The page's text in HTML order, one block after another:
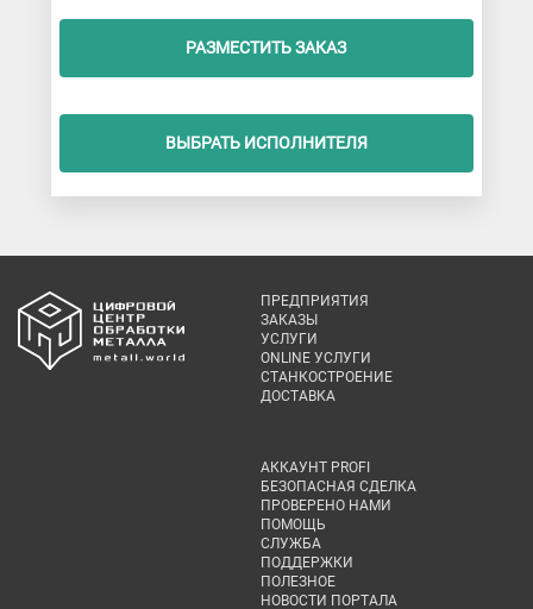
РАЗМЕСТИТЬ ЗАКАЗ
ВЫБРАТЬ ИСПОЛНИТЕЛЯ
ПРЕДПРИЯТИЯ
ЗАКАЗЫ
УСЛУГИ
ONLINE УСЛУГИ
СТАНКОСТРОЕНИЕ
ДОСТАВКА
АККАУНТ PROFI
БЕЗОПАСНАЯ СДЕЛКА
ПРОВЕРЕНО НАМИ
ПОМОЩЬ
СЛУЖБА
ПОДДЕРЖКИ
ПОЛЕЗНОЕ
НОВОСТИ ПОРТАЛА